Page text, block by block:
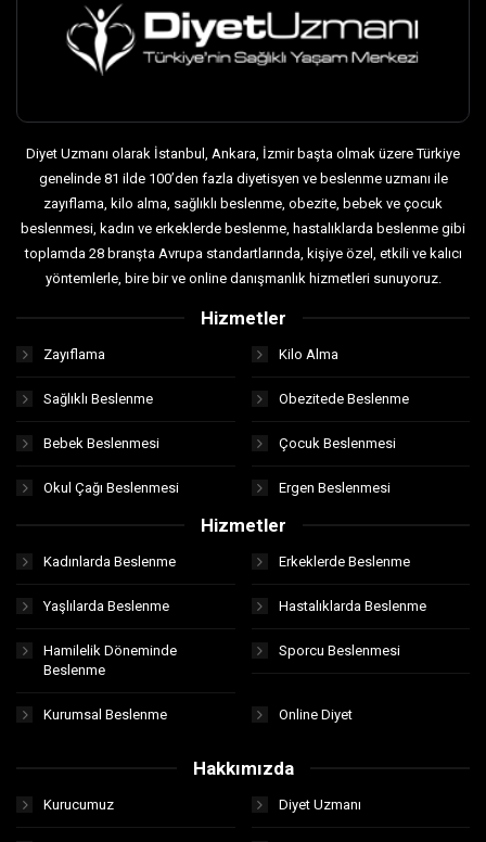
Diyet Uzmanı olarak İstanbul, Ankara, İzmir başta olmak üzere Türkiye
genelinde 81 ilde 100’den fazla diyetisyen ve beslenme uzmanı ile
zayıflama, kilo alma, sağlıklı beslenme, obezite, bebek ve çocuk
beslenmesi, kadın ve erkeklerde beslenme, hastalıklarda beslenme gibi
toplamda 28 branşta Avrupa standartlarında, kişiye özel, etkili ve kalıcı
yöntemlerle, bire bir ve online danışmanlık hizmetleri sunuyoruz.
Hizmetler
Zayıflama Kilo Alma
Sağlıklı Beslenme Obezitede Beslenme
Bebek Beslenmesi Çocuk Beslenmesi
Okul Çağı Beslenmesi Ergen Beslenmesi
Hizmetler
Kadınlarda Beslenme Erkeklerde Beslenme
Yaşlılarda Beslenme Hastalıklarda Beslenme
Hamilelik Döneminde
Beslenme
Sporcu Beslenmesi
Kurumsal Beslenme Online Diyet
Hakkımızda
Kurucumuz Diyet Uzmanı